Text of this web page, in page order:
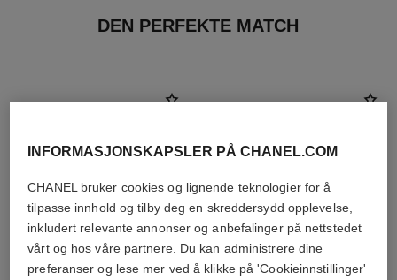
DEN PERFEKTE MATCH
INFORMASJONSKAPSLER PÅ CHANEL.COM
CHANEL bruker cookies og lignende teknologier for å
tilpasse innhold og tilby deg en skreddersydd opplevelse,
inkludert relevante annonser og anbefalinger på nettstedet
vårt og hos våre partnere. Du kan administrere dine
preferanser og lese mer ved å klikke på 'Cookieinnstillinger'